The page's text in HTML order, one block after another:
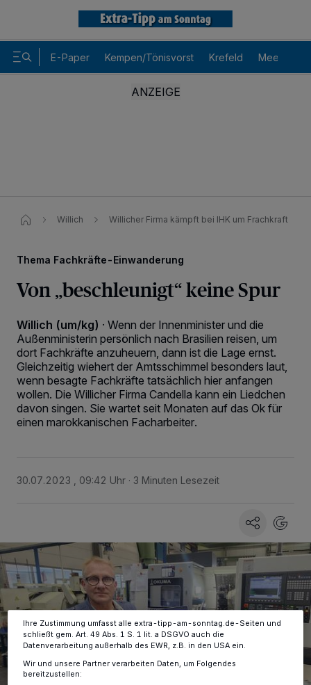
E-Paper Kempen/Tönisvorst Krefeld Meerbusch
Willich Willicher Firma kämpft bei IHK um Frachkraft
Thema Fachkräfte-Einwanderung
Von „beschleunigt“ keine Spur
Willich (um/kg) · Wenn der Innenminister und die
Außenministerin persönlich nach Brasilien reisen, um
dort Fachkräfte anzuheuern, dann ist die Lage ernst.
Gleichzeitig wiehert der Amtsschimmel besonders laut,
wenn besagte Fachkräfte tatsächlich hier anfangen
wollen. Die Willicher Firma Candella kann ein Liedchen
davon singen. Sie wartet seit Monaten auf das Ok für
einen marokkanischen Facharbeiter.
30.07.2023 , 09:42 Uhr 3 Minuten Lesezeit
Wir und unsere218-Partner speichern und greifen auf
verarbeiten Daten, um Ihnen Dienste bereitzustellen“ aufgeführten
Anzeigen möglicherweise nicht mehr so relevant für Sie. Sie können
dieses Menü jederzeit wieder aufrufen, um Ihre Einstellungen zu
ändern oder Ihre Einwilligung zu widerrufen, indem Sie auf den Link
Einstellungen oder Ablehnen am unteren Rand der Webseite klicken.
Ihre Einstellungen gelten innerhalb unseres Website. Weitere
Informationen finden Sie in unserer Datenschutzerklärung.
Ihre Zustimmung umfasst alle extra-tipp-am-sonntag.de-Seiten und
schließt gem. Art. 49 Abs. 1 S. 1 lit. a DSGVO auch die
Datenverarbeitung außerhalb des EWR, z.B. in den USA ein.
Wir und unsere Partner verarbeiten Daten, um Folgendes
bereitzustellen: